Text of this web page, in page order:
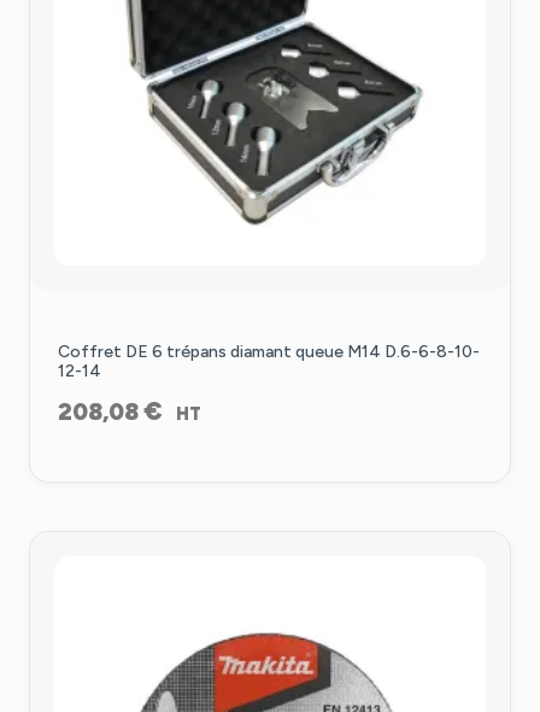
Coffret DE 6 trépans diamant queue M14 D.6-6-8-10-
12-14
208,08€ HT